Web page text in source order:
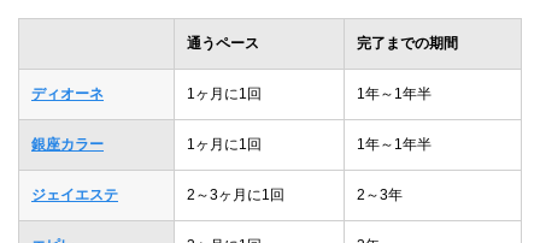
通うペース 完了までの期間
ディオーネ 1ヶ月に1回 1年～1年半
銀座カラー 1ヶ月に1回 1年～1年半
ジェイエステ 2～3ヶ月に1回 2～3年